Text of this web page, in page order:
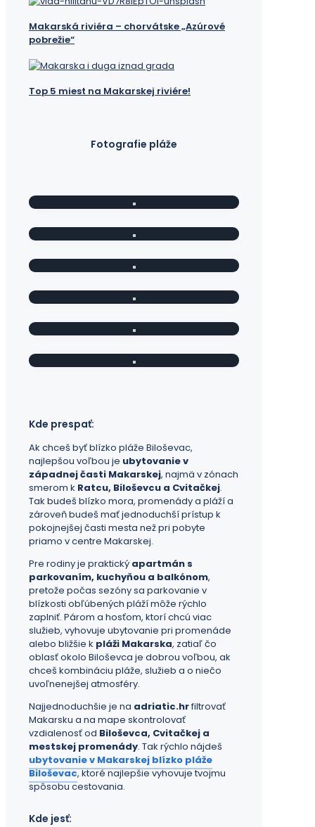
Makarská riviéra – chorvátske „Azúrové
pobrežie“
Top 5 miest na Makarskej riviére!
Fotografie pláže
Kde prespať:
Ak chceš byť blízko pláže Biloševac,
najlepšou voľbou je ubytovanie v
západnej časti Makarskej, najmä v zónach
smerom k Ratcu, Biloševcu a Cvitačkej.
Tak budeš blízko mora, promenády a pláží a
zároveň budeš mať jednoduchší prístup k
pokojnejšej časti mesta než pri pobyte
priamo v centre Makarskej.
Pre rodiny je praktický apartmán s
parkovaním, kuchyňou a balkónom,
pretože počas sezóny sa parkovanie v
blízkosti obľúbených pláží môže rýchlo
zaplniť. Párom a hosťom, ktorí chcú viac
služieb, vyhovuje ubytovanie pri promenáde
alebo bližšie k pláži Makarska, zatiaľ čo
oblasť okolo Biloševca je dobrou voľbou, ak
chceš kombináciu pláže, služieb a o niečo
uvoľnenejšej atmosféry.
Najjednoduchšie je na adriatic.hrfiltrovať
Makarsku a na mape skontrolovať
vzdialenosť od Biloševca, Cvitačkej a
mestskej promenády. Tak rýchlo nájdeš
ubytovanie v Makarskej blízko pláže
Biloševac, ktoré najlepšie vyhovuje tvojmu
spôsobu cestovania.
Kde jesť: